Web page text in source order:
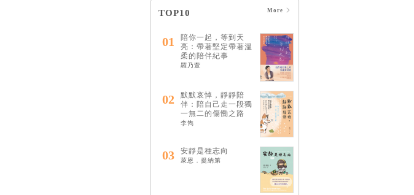
TOP10 More
01
陪你一起，等到天
亮：帶著堅定帶著溫
柔的陪伴紀事
羅乃萱
02
默默哀悼，靜靜陪
伴：陪自己走一段獨
一無二的傷慟之路
李雋
03 安靜是種志向
萊恩．提納第